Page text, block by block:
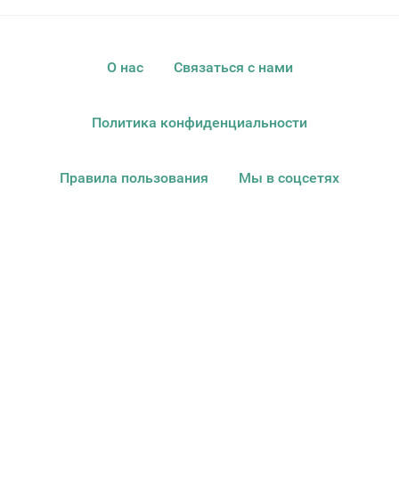
О нас Связаться с нами
Политика конфиденциальности
Правила пользования Мы в соцсетях